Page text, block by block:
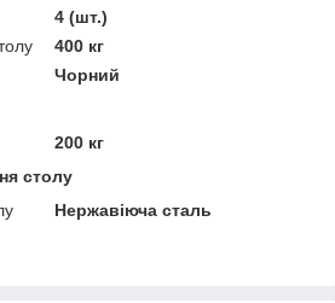
4 (шт.)
400 кг
Чорний
200 кг
столу
Нержавіюча сталь